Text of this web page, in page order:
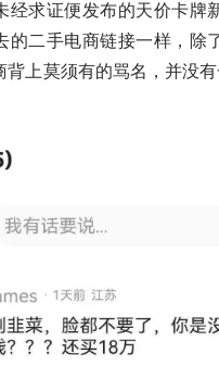
经求证便发布的天价卡牌
的二手电商链接一样，除
背上莫须有的骂名，并没有